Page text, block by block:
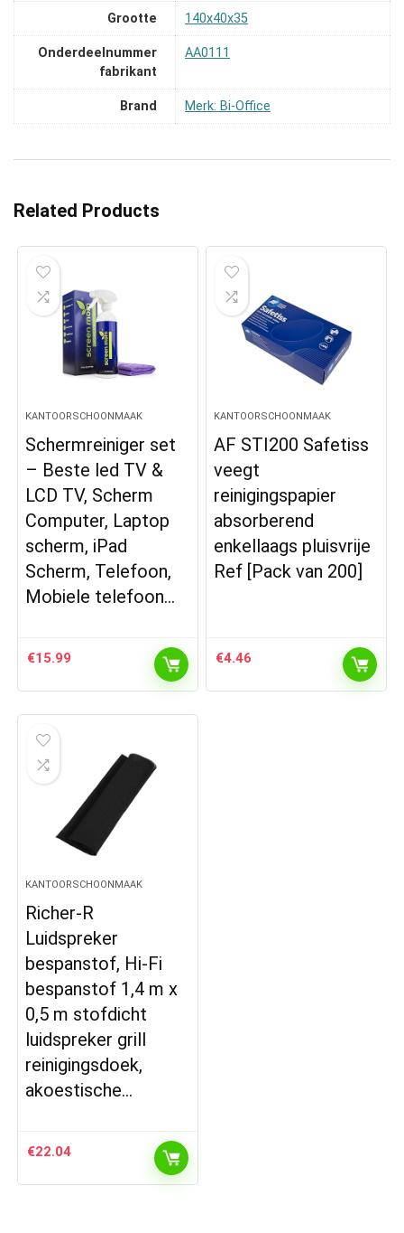
Grootte ‎140x40x35
Onderdeelnummer
fabrikant
‎AA0111
Brand Merk: Bi-Office
Related Products
KANTOORSCHOONMAAK
Schermreiniger set
– Beste led TV &
LCD TV, Scherm
Computer, Laptop
scherm, iPad
Scherm, Telefoon,
Mobiele telefoon…
€15.99
KANTOORSCHOONMAAK
AF STI200 Safetiss
veegt
reinigingspapier
absorberend
enkellaags pluisvrije
Ref [Pack van 200]
€4.46
KANTOORSCHOONMAAK
Richer-R
Luidspreker
bespanstof, Hi-Fi
bespanstof 1,4 m x
0,5 m stofdicht
luidspreker grill
reinigingsdoek,
akoestische…
€22.04